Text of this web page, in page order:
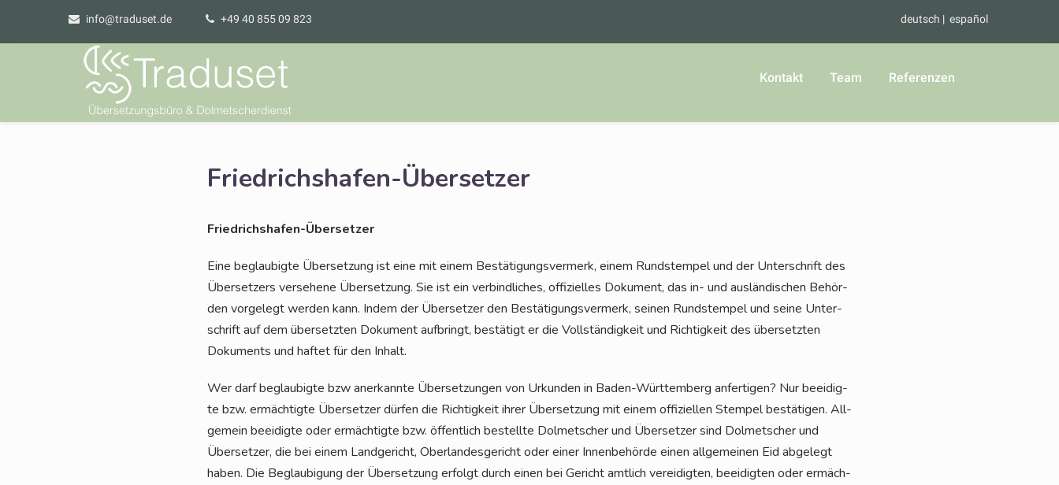
info@traduset.de +49 40 855 09 823 deutsch español
Kontakt Team Referenzen
Friedrichshafen-Übersetzer
Fried­richs­ha­fen-Über­set­zer
Eine beglau­big­te Über­set­zung ist eine mit einem Bestä­ti­gungs­ver­merk, einem Rund­s­tem­pel und der Unter­schrift des
Über­set­zers ver­se­he­ne Über­set­zung. Sie ist ein ver­bind­li­ches, offi­zi­el­les Doku­ment, das in- und aus­län­di­schen Behör­
den vor­ge­legt wer­den kann. Indem der Über­set­zer den Bestä­ti­gungs­ver­merk, sei­nen Rund­s­tem­pel und sei­ne Unter­
schrift auf dem über­setz­ten Doku­ment auf­bringt, bestä­tigt er die Voll­stän­dig­keit und Rich­tig­keit des über­setz­ten
Doku­ments und haf­tet für den Inhalt.
Wer darf beglau­big­te bzw aner­kann­te Über­set­zun­gen von Urkun­den in Baden-Würt­tem­berg anfer­ti­gen? Nur beei­dig­
te bzw. ermäch­tig­te Über­set­zer dür­fen die Rich­tig­keit ihrer Über­set­zung mit einem offi­zi­el­len Stem­pel bestä­ti­gen. All­
ge­mein beei­dig­te oder ermäch­tig­te bzw. öffent­lich bestell­te Dol­met­scher und Über­set­zer sind Dol­met­scher und
Über­set­zer, die bei einem Land­ge­richt, Ober­lan­des­ge­richt oder einer Innen­be­hör­de einen all­ge­mei­nen Eid abge­legt
haben. Die Beglau­bi­gung der Über­set­zung erfolgt durch einen bei Gericht amt­lich ver­ei­dig­ten, beei­dig­ten oder ermäch­